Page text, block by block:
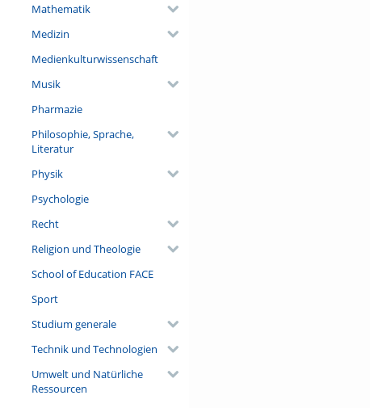
Mathematik
Medizin
Medienkulturwissenschaft
Musik
Pharmazie
Philosophie, Sprache,
Literatur
Physik
Psychologie
Recht
Religion und Theologie
School of Education FACE
Sport
Studium generale
Technik und Technologien
Umwelt und Natürliche
Ressourcen